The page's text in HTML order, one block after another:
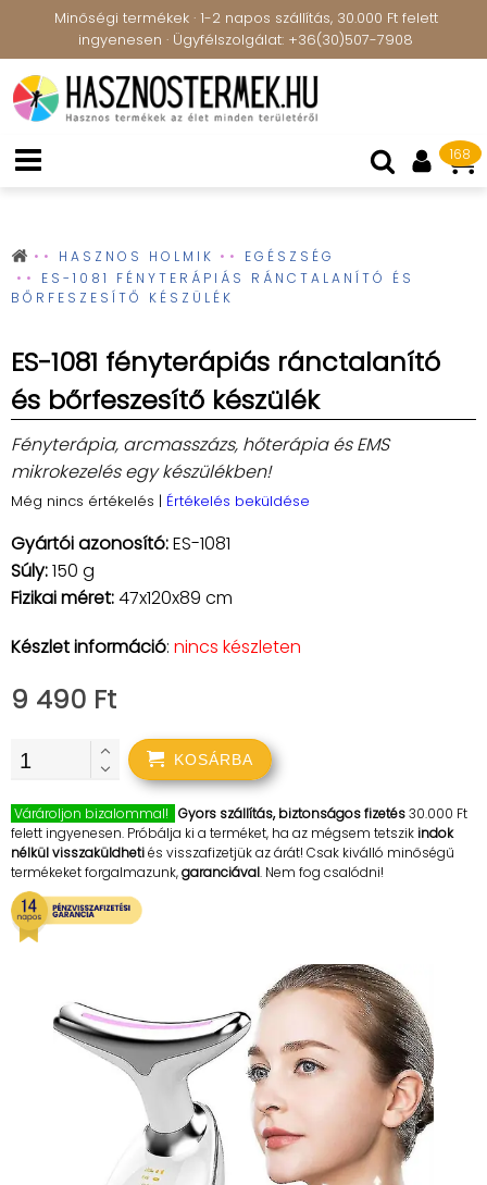
Minőségi termékek · 1-2 napos szállítás, 30.000 Ft felett
ingyenesen · Ügyfélszolgálat: +36(30)507-7908
168
HASZNOS HOLMIK
EGÉSZSÉG
ES-1081 FÉNYTERÁPIÁS RÁNCTALANÍTÓ ÉS
BŐRFESZESÍTŐ KÉSZÜLÉK
ES-1081 fényterápiás ránctalanító
és bőrfeszesítő készülék
Fényterápia, arcmasszázs, hőterápia és EMS
mikrokezelés egy készülékben!
Még nincs értékelés | Értékelés beküldése
Gyártói azonosító:ES-1081
Súly:150 g
Fizikai méret:47x120x89 cm
Készlet információ: nincs készleten
9 490 Ft
KOSÁRBA
Várároljon bizalommal! Gyors szállítás, biztonságos fizetés30.000 Ft
felett ingyenesen. Próbálja ki a terméket, ha az mégsem tetszikindok
nélkül visszaküldhetiés visszafizetjük az árát! Csak kiválló minőségű
termékeket forgalmazunk,garanciával. Nem fog csalódni!